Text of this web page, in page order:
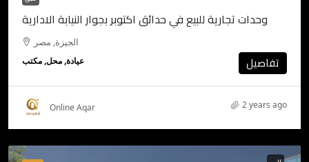
وحدات تجارية للبيع في حدائق اكتوبر بجوار النيابة الادارية
الجيزة, مصر
عيادة, محل, مكتب تفاصيل
Online Aqar 2 years ago